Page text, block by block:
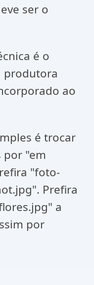
ser o
é o
produtora
ao
é trocar
por "em
"foto-
Prefira
a
por